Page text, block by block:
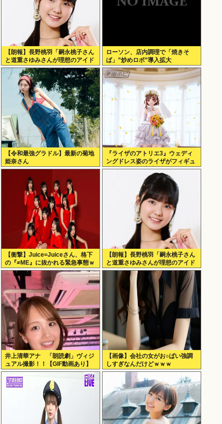
【朗報】長野桃羽「嗣永桃子さん
と道重さゆみさんが理想のアイド
ル像」
ローソン、店内調理で「焼きそ
ば」”炒めロボ”導入拡大
【令和最強グラドル】最新の菊地
姫奈さん
『ライザのアトリエ3』ウェディ
ングドレス姿のライザがフィギュ
ア化キタ───(ﾟ∀ﾟ)───!!!!!
【衝撃】Juice=Juiceさん、格下
の『≠ME』に抜かれる緊急事態ｗ
ｗｗｗｗｗｗｗｗｗｗｗ
【朗報】長野桃羽「嗣永桃子さん
と道重さゆみさんが理想のアイド
ル像」
井上清華アナ 「朗読劇」ヴィジ
ュアル撮影！！【GIF動画あり】
【画像】会社の女がお○ぱい強調
しすぎなんだけどｗｗｗ